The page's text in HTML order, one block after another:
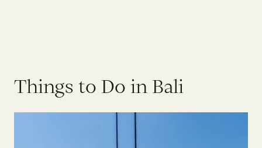
Things to Do in Bali